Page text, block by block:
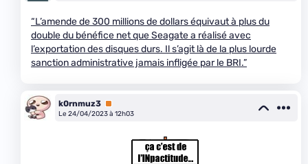
“L’amende de 300 millions de dollars équivaut à plus du
double du bénéfice net que Seagate a réalisé avec
l’exportation des disques durs. Il s’agit là de la plus lourde
sanction administrative jamais infligée par le BRI.”
k0rnmuz3 Premium
Le 24/04/2023 à 12h03